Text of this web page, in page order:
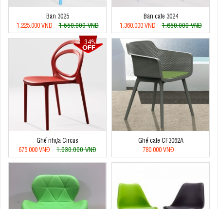
Bàn 3025
1.225.000 VNĐ
1.550.000 VNĐ
Bàn cafe 3024
1.360.000 VNĐ
1.650.000 VNĐ
34%
Ghế nhựa Circus
675.000 VNĐ
1.030.000 VNĐ
Ghế cafe CF3062A
780.000 VNĐ